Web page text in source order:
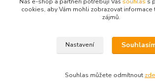
objednavky@duchodky.cz
cookies, aby Vám mohli zobrazovat informace
zájmů.
Nastavení
Souhlas můžete odmítnout zde